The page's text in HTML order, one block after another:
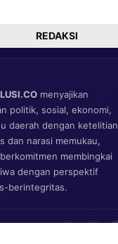
REDAKSI
menyajikan
politik, sosial, ekonomi,
daerah dengan ketelitian
dan narasi memukau,
membingkai
dengan perspektif
berintegritas.